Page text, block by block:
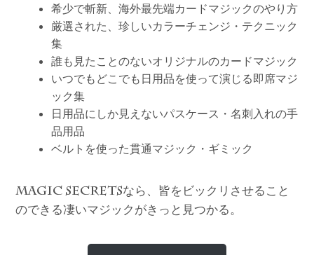
希少で斬新、海外最先端カードマジックのやり方
厳選された、珍しいカラーチェンジ・テクニック
集
誰も見たことのないオリジナルのカードマジック
いつでもどこでも日用品を使って演じる即席マジ
ック集
日用品にしか見えないパスケース・名刺入れの手
品用品
ベルトを使った貫通マジック・ギミック
MAGIC SECRETSなら、皆をビックリさせること
のできる凄いマジックがきっと見つかる。